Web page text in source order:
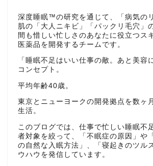
深度睡眠™の研究を通じて、「病気の
肌の「大人ニキビ」「パックリ毛穴」
間も惜しい忙しさのあなたに役立つス
医薬品を開発するチームです。
「睡眠不足はいい仕事の敵。あと美容
コンセプト。
平均年齢40歳。
東京とニューヨークの開発拠点を数ヶ
生活。
このブログでは、仕事で忙しい睡眠不
者対象を絞って、「不眠症の原因」や
の自然な入眠方法」、「寝起きのツル
ウハウを発信しています。